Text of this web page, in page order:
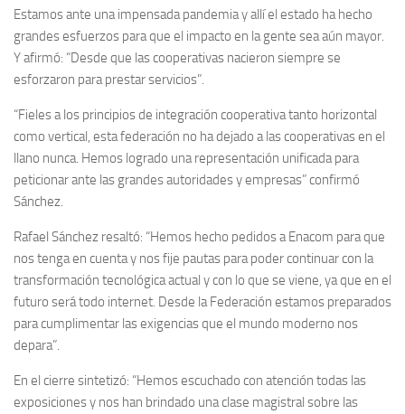
Estamos ante una impensada pandemia y allí el estado ha hecho
grandes esfuerzos para que el impacto en la gente sea aún mayor.
Y afirmó: “Desde que las cooperativas nacieron siempre se
esforzaron para prestar servicios”.
“Fieles a los principios de integración cooperativa tanto horizontal
como vertical, esta federación no ha dejado a las cooperativas en el
llano nunca. Hemos logrado una representación unificada para
peticionar ante las grandes autoridades y empresas” confirmó
Sánchez.
Rafael Sánchez resaltó: “Hemos hecho pedidos a Enacom para que
nos tenga en cuenta y nos fije pautas para poder continuar con la
transformación tecnológica actual y con lo que se viene, ya que en el
futuro será todo internet. Desde la Federación estamos preparados
para cumplimentar las exigencias que el mundo moderno nos
depara”.
En el cierre sintetizó: “Hemos escuchado con atención todas las
exposiciones y nos han brindado una clase magistral sobre las